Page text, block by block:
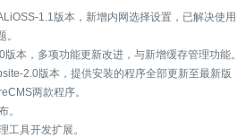
1.1版本，新增内网选择设置，已解决使用
本，多项功能更新改进，与新增缓存管理功能。
2.0版本，提供安装的程序全部更新至最新版
两款程序。
。
工具开发扩展。